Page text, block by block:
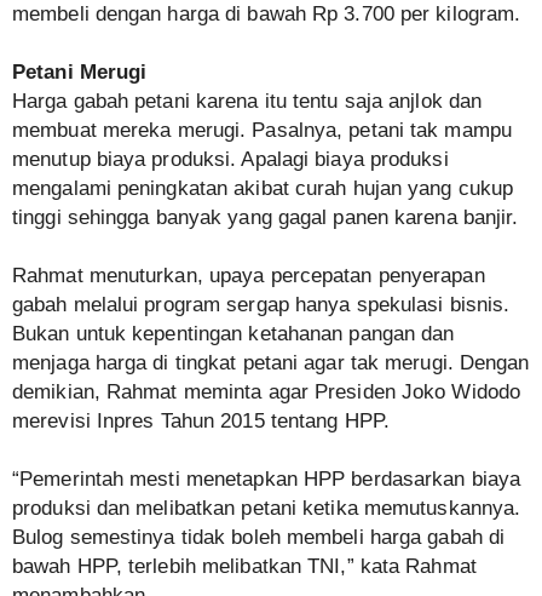
membeli dengan harga di bawah Rp 3.700 per kilogram.
Petani Merugi
Harga gabah petani karena itu tentu saja anjlok dan
membuat mereka merugi. Pasalnya, petani tak mampu
menutup biaya produksi. Apalagi biaya produksi
mengalami peningkatan akibat curah hujan yang cukup
tinggi sehingga banyak yang gagal panen karena banjir.
Rahmat menuturkan, upaya percepatan penyerapan
gabah melalui program sergap hanya spekulasi bisnis.
Bukan untuk kepentingan ketahanan pangan dan
menjaga harga di tingkat petani agar tak merugi. Dengan
demikian, Rahmat meminta agar Presiden Joko Widodo
merevisi Inpres Tahun 2015 tentang HPP.
“Pemerintah mesti menetapkan HPP berdasarkan biaya
produksi dan melibatkan petani ketika memutuskannya.
Bulog semestinya tidak boleh membeli harga gabah di
bawah HPP, terlebih melibatkan TNI,” kata Rahmat